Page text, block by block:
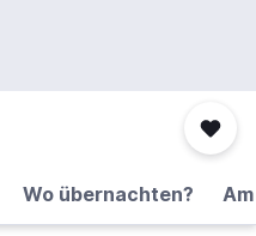
Wo übernachten?